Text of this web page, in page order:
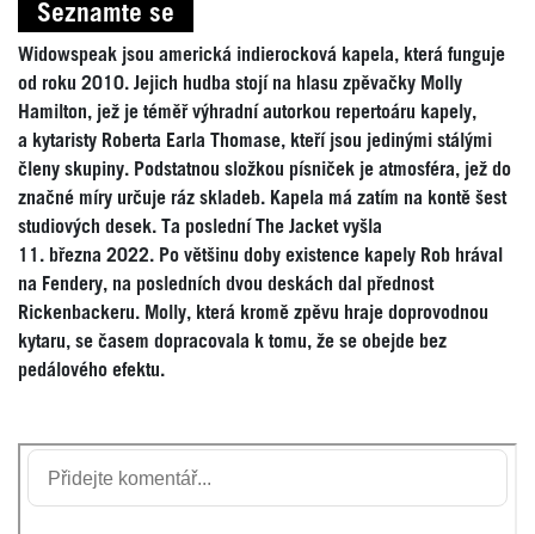
Seznamte se
Widowspeak jsou americká indierocková kapela, která funguje
od roku 2010. Jejich hudba stojí na hlasu zpěvačky Molly
Hamilton, jež je téměř výhradní autorkou repertoáru kapely,
a kytaristy Roberta Earla Thomase, kteří jsou jedinými stálými
členy skupiny. Podstatnou složkou písniček je atmosféra, jež do
značné míry určuje ráz skladeb. Kapela má zatím na kontě šest
studiových desek. Ta poslední The Jacket vyšla
11. března 2022. Po většinu doby existence kapely Rob hrával
na Fendery, na posledních dvou deskách dal přednost
Rickenbackeru. Molly, která kromě zpěvu hraje doprovodnou
kytaru, se časem dopracovala k tomu, že se obejde bez
pedálového efektu.